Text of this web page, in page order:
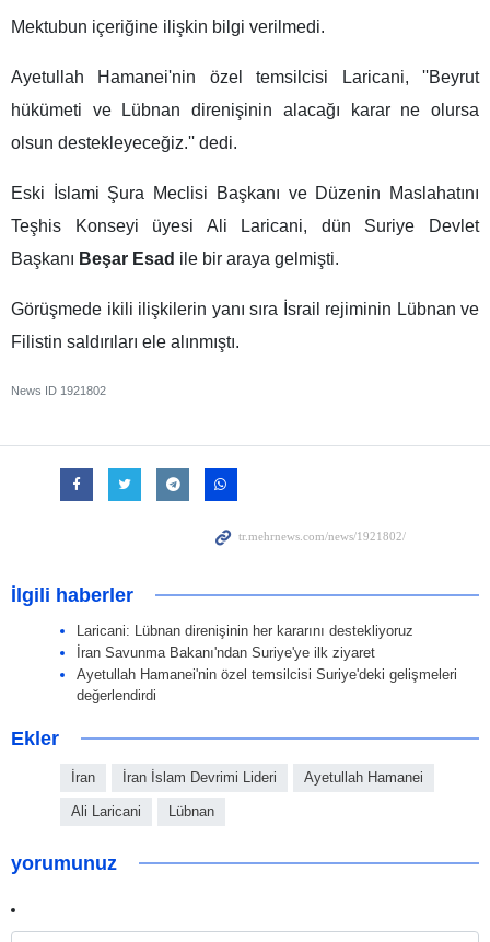
Mektubun içeriğine ilişkin bilgi verilmedi.
Ayetullah Hamanei'nin özel temsilcisi Laricani, ''Beyrut
hükümeti ve Lübnan direnişinin alacağı karar ne olursa
olsun destekleyeceğiz.'' dedi.
Eski İslami Şura Meclisi Başkanı ve Düzenin Maslahatını
Teşhis Konseyi üyesi Ali Laricani, dün Suriye Devlet
Başkanı Beşar Esad ile bir araya gelmişti.
Görüşmede ikili ilişkilerin yanı sıra İsrail rejiminin Lübnan ve
Filistin saldırıları ele alınmıştı.
News ID 1921802
İlgili haberler
Laricani: Lübnan direnişinin her kararını destekliyoruz
İran Savunma Bakanı'ndan Suriye'ye ilk ziyaret
Ayetullah Hamanei'nin özel temsilcisi Suriye'deki gelişmeleri
değerlendirdi
Ekler
İran İran İslam Devrimi Lideri Ayetullah Hamanei
Ali Laricani Lübnan
yorumunuz